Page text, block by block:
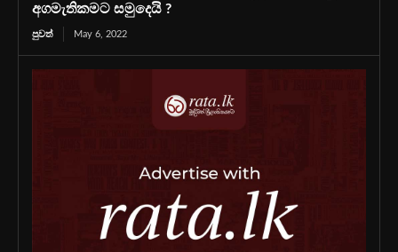
අගමැතිකමට සමුදෙයි ?
පුවත් May 6, 2022